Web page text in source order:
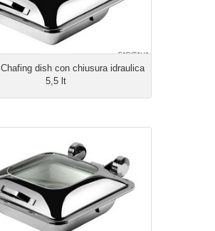
Chafing dish con chiusura idraulica
5,5 lt